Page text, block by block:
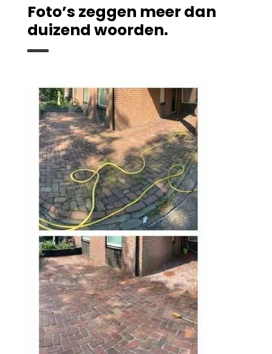
Foto’s zeggen meer dan
duizend woorden.